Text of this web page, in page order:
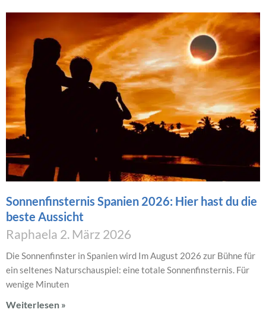
Sonnenfinsternis Spanien 2026: Hier hast du die
beste Aussicht
Raphaela 2. März 2026
Die Sonnenfinster in Spanien wird Im August 2026 zur Bühne für
ein seltenes Naturschauspiel: eine totale Sonnenfinsternis. Für
wenige Minuten
Weiterlesen »